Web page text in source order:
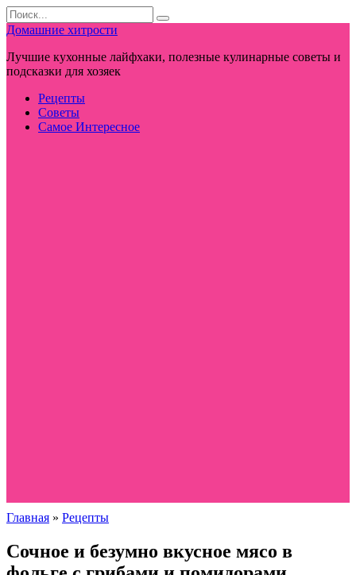
Перейти
к
контенту
Search
for:
Домашние хитрости
Лучшие кухонные лайфхаки, полезные кулинарные советы и
подсказки для хозяек
Рецепты
Советы
Самое Интересное
Главная » Рецепты
Сочное и безумно вкусное мясо в